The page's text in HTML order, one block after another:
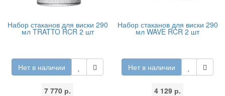
Набор стаканов для виски 290
мл TRATTO RCR 2 шт
Нет в наличии
7 770 р.
Набор стаканов для виски 290
мл WAVE RCR 2 шт
Нет в наличии
4 129 р.